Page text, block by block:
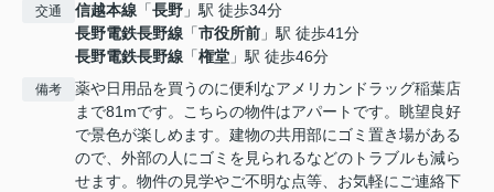
交通 信越本線 「長野 」駅 徒歩34分
長野電鉄長野線 「市役所前 」駅 徒歩41分
長野電鉄長野線 「権堂 」駅 徒歩46分
備考
薬や日用品を買うのに便利なアメリカンドラッグ稲葉店
まで81mです。こちらの物件はアパートです。眺望良好
で景色が楽しめます。建物の共用部にゴミ置き場がある
ので、外部の人にゴミを見られるなどのトラブルも減ら
せます。物件の見学やご不明な点等、お気軽にご連絡下